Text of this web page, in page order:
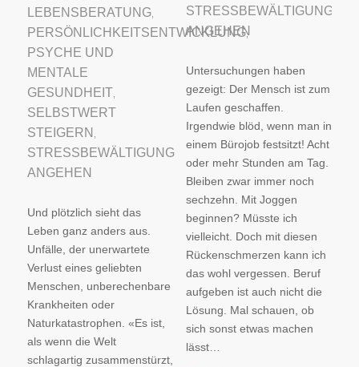
LEBENSBERATUNG,
PERSÖNLICHKEITSENTWICKLUNG,
PSYCHE UND
MENTALE
GESUNDHEIT
SELBSTWERT
STEIGERN
STRESSBEWÄLTIGUNG
ANGEHEN
Und plötzlich sieht das
Leben ganz anders aus.
Unfälle, der unerwartete
Verlust eines geliebten
Menschen, unberechenbare
Krankheiten oder
Naturkatastrophen. «Es ist,
als wenn die Welt
schlagartig zusammenstürzt,
STRESSBEWÄLTIGUNG
ANGEHEN
Untersuchungen haben
gezeigt: Der Mensch ist zum
Laufen geschaffen.
Irgendwie blöd, wenn man in
einem Bürojob festsitzt! Acht
oder mehr Stunden am Tag.
Bleiben zwar immer noch
sechzehn. Mit Joggen
beginnen? Müsste ich
vielleicht. Doch mit diesen
Rückenschmerzen kann ich
das wohl vergessen. Beruf
aufgeben ist auch nicht die
Lösung. Mal schauen, ob
sich sonst etwas machen
lässt…